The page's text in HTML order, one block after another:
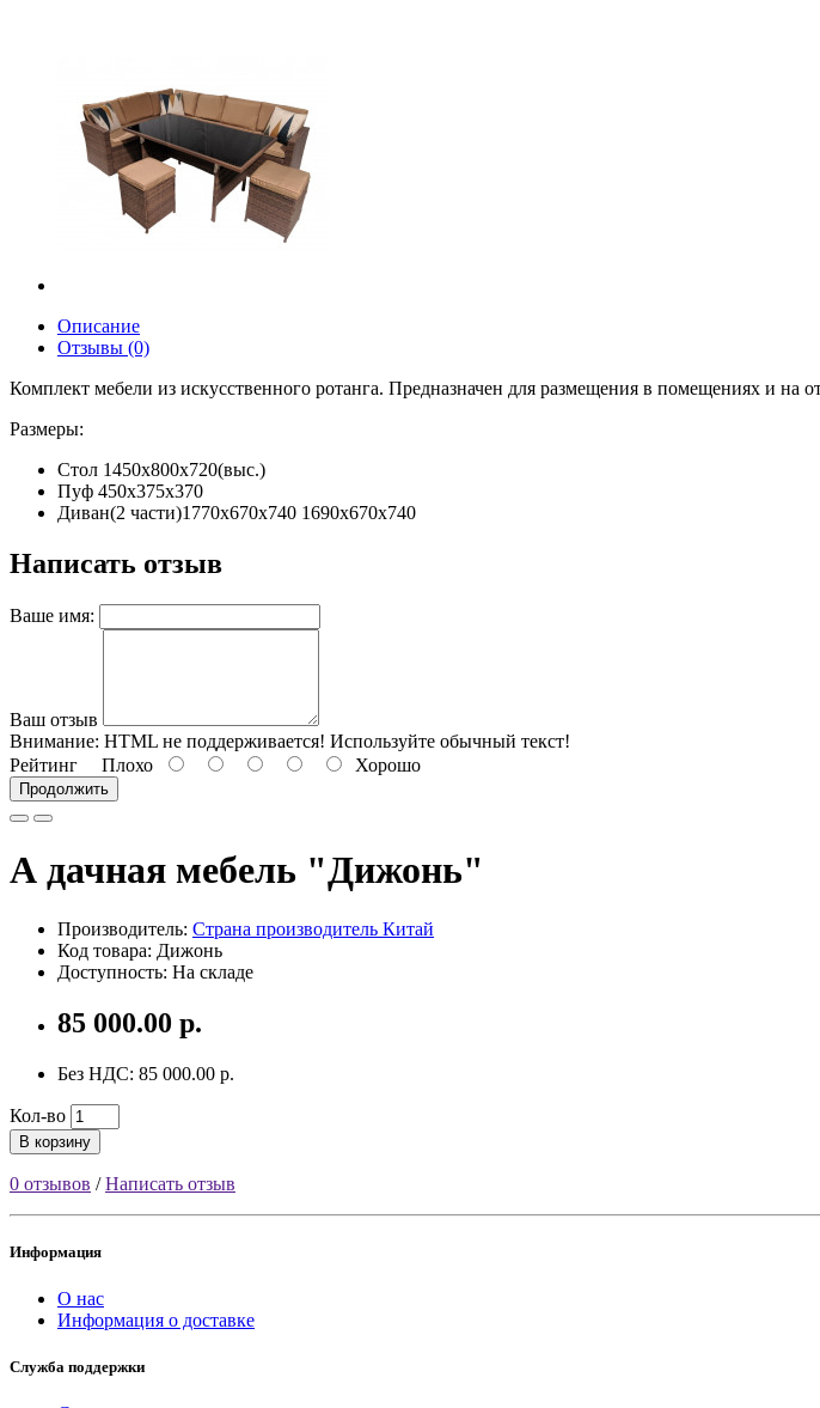
Описание
Отзывы (0)
Комплект мебели из искусственного ротанга. Предназначен для размещения в помещениях и на
Размеры:
Стол 1450х800х720(выс.)
Пуф 450х375х370
Диван(2 части)1770х670х740 1690х670х740
Написать отзыв
Ваше имя:
Ваш отзыв
Внимание: HTML не поддерживается! Используйте обычный текст!
Рейтинг Плохо Хорошо
Продолжить
А дачная мебель "Дижонь"
Производитель: Страна производитель Китай
Код товара: Дижонь
Доступность: На складе
85 000.00 р.
Без НДС: 85 000.00 р.
Кол-во
В корзину
0 отзывов /Написать отзыв
Информация
О нас
Информация о доставке
Служба поддержки